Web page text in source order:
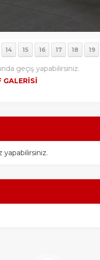
14 15 16 17 18 19
geçiş yapabilirsiniz.
GALERİSİ
yapabilirsiniz.